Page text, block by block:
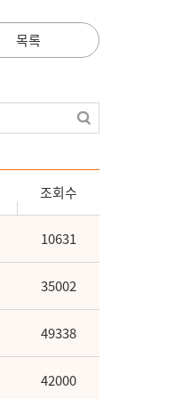
목록
조회수
10631
35002
49338
42000